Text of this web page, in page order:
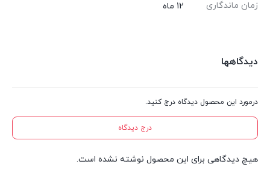
زمان ماندگاری 12 ماه
دیدگاهها
درمورد این محصول دیدگاه درج کنید.
درج دیدگاه
هیچ دیدگاهی برای این محصول نوشته نشده است.